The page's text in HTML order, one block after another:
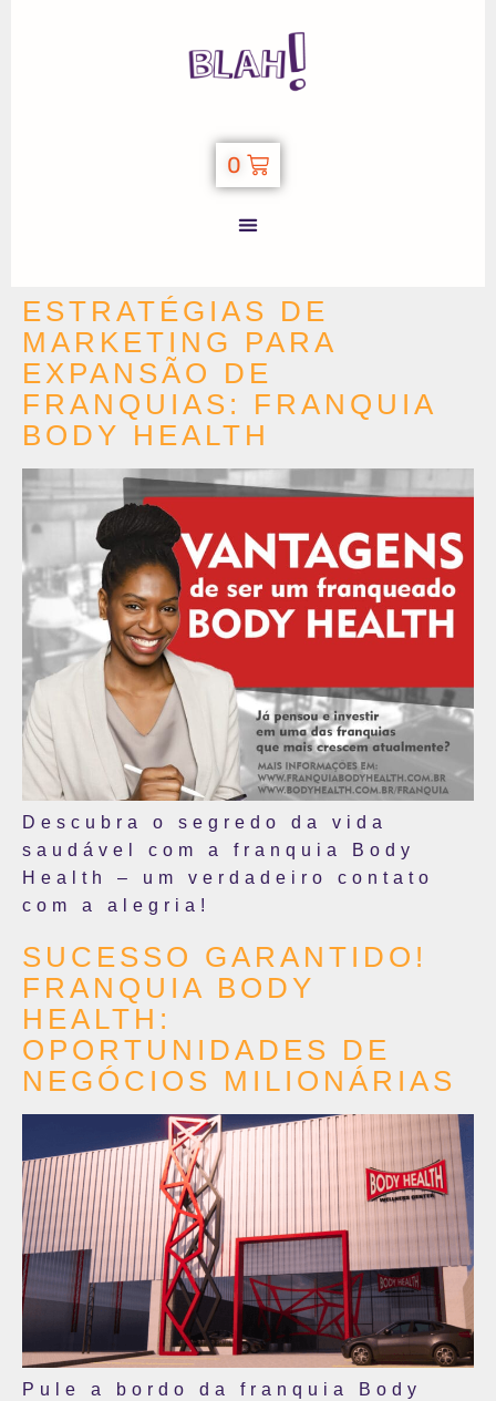
0
ESTRATÉGIAS DE
MARKETING PARA
EXPANSÃO DE
FRANQUIAS: FRANQUIA
BODY HEALTH
Descubra o segredo da vida
saudável com a franquia Body
Health – um verdadeiro contato
com a alegria!
SUCESSO GARANTIDO!
FRANQUIA BODY
HEALTH:
OPORTUNIDADES DE
NEGÓCIOS MILIONÁRIAS
Pule a bordo da franquia Body